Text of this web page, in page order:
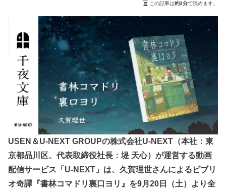
この記事は約3分で読めます。
USEN＆U-NEXT GROUPの株式会社U-NEXT（本社：東
京都品川区、代表取締役社長：堤 天心）が運営する動画
配信サービス「U-NEXT」は、久賀理世さんによるビブリ
オ奇譚『書林コマドリ裏口ヨリ』を9月20日（土）より全